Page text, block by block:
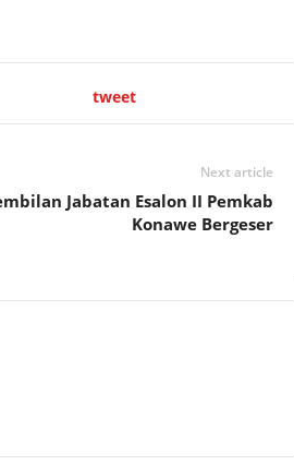
tweet
Next article
Jabatan Esalon II Pemkab
Konawe Bergeser